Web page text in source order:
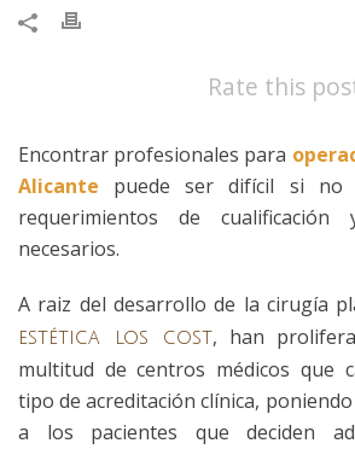
Rate this
Encontrar profesionales para
Alicante puede ser difícil si no
requerimientos de cualificación
necesarios.
A raiz del desarrollo de la cirugía
estética los cost, han
multitud de centros médicos que
tipo de acreditación clínica,
a los pacientes que deciden